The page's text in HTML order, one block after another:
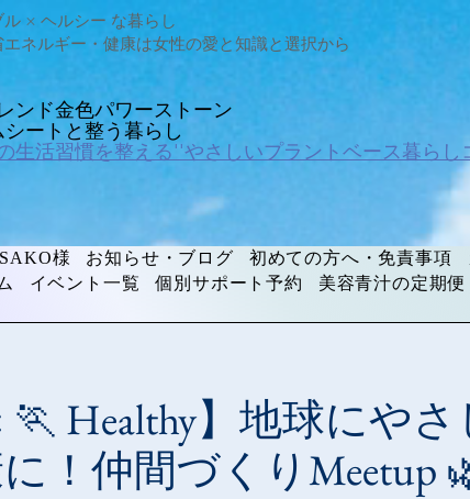
× ヘルシー な暮らし
エネルギー・健康は女性の愛と知識と選択から
ンド金色パワーストーン
ートと整う暮らし
生活習慣を整える''やさしいプラントベース暮らし
様 お知らせ・ブログ 初めての方へ・免責事項
イベント一覧 個別サポート予約 美容青汁の定期便
🏃 Healthy】地球にやさ
！仲間づくりMeetup